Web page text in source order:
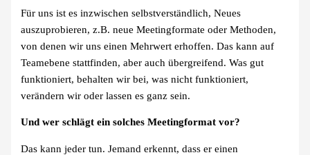
Für uns ist es inzwischen selbstverständlich, Neues
auszuprobieren, z.B. neue Meetingformate oder Methoden,
von denen wir uns einen Mehrwert erhoffen. Das kann auf
Teamebene stattfinden, aber auch übergreifend. Was gut
funktioniert, behalten wir bei, was nicht funktioniert,
verändern wir oder lassen es ganz sein.
Und wer schlägt ein solches Meetingformat vor?
Das kann jeder tun. Jemand erkennt, dass er einen